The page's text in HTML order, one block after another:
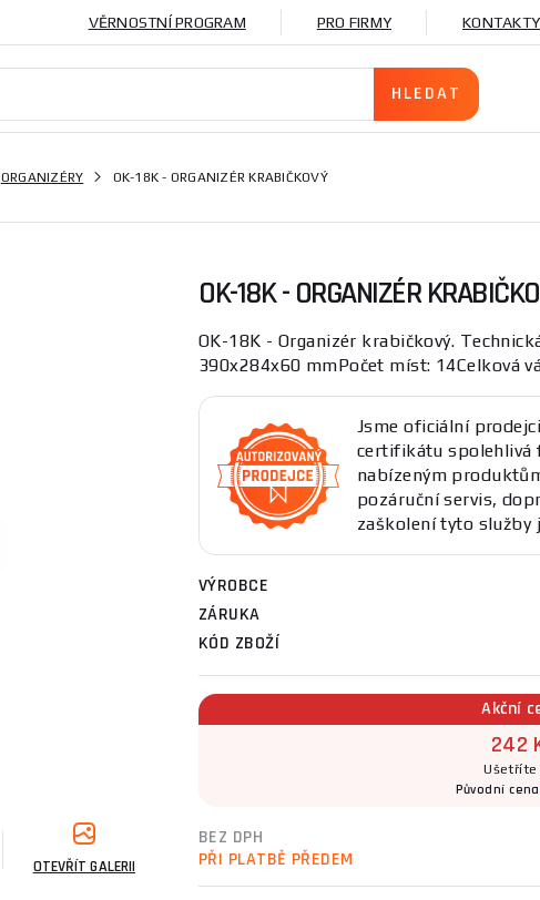
VĚRNOSTNÍ PROGRAM PRO FIRMY KONTAKTY
ORGANIZÉRY OK-18K - ORGANIZÉR KRABIČKOVÝ
OTEVŘÍT GALERII
OK-18K - ORGANIZÉR
OK-18K - Organizér krabičkový.
390x284x60 mmPočet míst: 14Celková
Jsme oficiální
certifikátu spolehlivá
nabízeným
pozáruční servis,
zaškolení tyto služby
VÝROBCE
ZÁRUKA
KÓD ZBOŽÍ
Akční
242
Ušetříte
Původní
BEZ DPH
PŘI PLATBĚ PŘEDEM